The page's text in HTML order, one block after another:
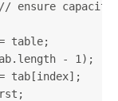
// ensure
= table;
- 1);
tab[index];